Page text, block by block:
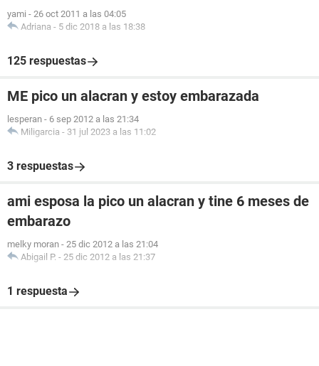
yami - 26 oct 2011 a las 04:05
Adriana - 5 dic 2018 a las 18:38
125 respuestas
ME pico un alacran y estoy embarazada
lesperan - 6 sep 2012 a las 21:34
Miligarcia - 31 jul 2023 a las 11:02
3 respuestas
ami esposa la pico un alacran y tine 6 meses de
embarazo
melky moran - 25 dic 2012 a las 21:04
Abigail P. - 25 dic 2012 a las 21:37
1 respuesta